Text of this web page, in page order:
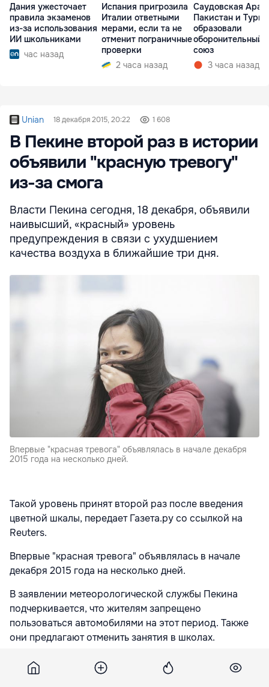
Дания ужесточает
правила экзаменов
из-за использования
ИИ школьниками
час назад
Испания пригрозила
Италии ответными
мерами, если та не
отменит пограничные
проверки
2 часа назад
Саудовская
Пакистан и
образовали
оборонительный
союз
3 часа назад
Unian 18 декабря 2015, 20:22 1 608
В Пекине второй раз в истории
объявили "красную тревогу"
из-за смога
Власти Пекина сегодня, 18 декабря, объявили
наивысший, «красный» уровень
предупреждения в связи с ухудшением
качества воздуха в ближайшие три дня.
Впервые "красная тревога" объявлялась в начале декабря
2015 года на несколько дней.
Такой уровень принят второй раз после введения
цветной шкалы, передает Газета.ру со ссылкой на
Reuters.
Впервые "красная тревога" объявлялась в начале
декабря 2015 года на несколько дней.
В заявлении метеорологической службы Пекина
подчеркивается, что жителям запрещено
пользоваться автомобилями на этот период. Также
они предлагают отменить занятия в школах.
Ранее сообщалось, что в соответствии с данными
Пекинского центра экологического мониторинга